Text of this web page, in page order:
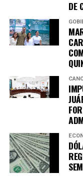
cuya firma está
considerado uno de
6.
muertos en
Lluvias torrenciales
en Mozambique,
100 fallecidos y
de rescate
7. Uganda
arresto de
DE